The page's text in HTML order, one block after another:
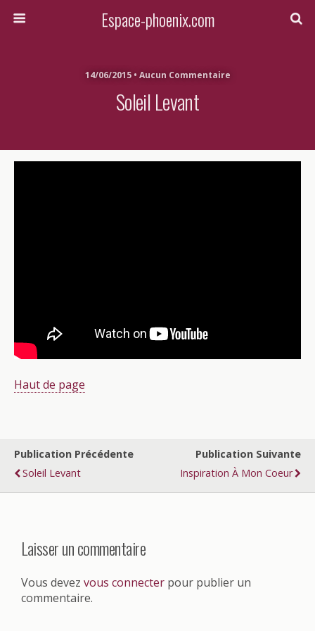
Espace-phoenix.com
14/06/2015 • Aucun Commentaire
Soleil Levant
Haut de page
Publication Précédente
Soleil Levant
Publication Suivante
Inspiration À Mon Coeur
Laisser un commentaire
Vous devez vous connecter pour publier un
commentaire.